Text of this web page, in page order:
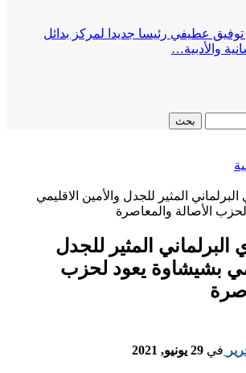
توفيق عطيفي رئيسا جديدا لمركز بدائل
والأدبية…
المثير للجدل والأمين الاقليمي
الأصالة والمعاصرة
المثير للجدل
بشيشاوة يعود لحزب
في 29 يونيو, 2021